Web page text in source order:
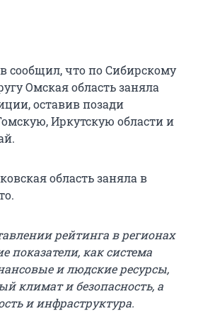
сообщил, что по Сибирскому
Омская область заняла
оставив позади
Иркутскую области и
область заняла в
рейтинга в регионах
показатели, как система
и людские ресурсы,
климат и безопасность, а
и инфраструктура.